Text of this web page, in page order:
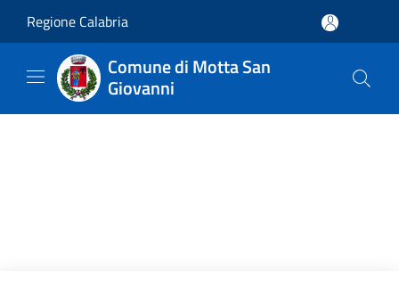
Regione Calabria
Comune di Motta San
Giovanni